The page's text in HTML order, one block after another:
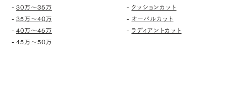
- 30万〜35万
- 35万〜40万
- 40万〜45万
- 45万〜50万
- クッションカット
- オーバルカット
- ラディアントカット